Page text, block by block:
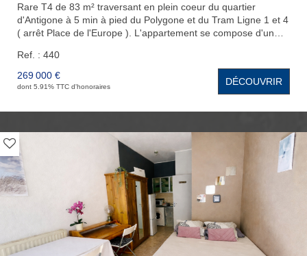
Rare T4 de 83 m² traversant en plein coeur du quartier
d'Antigone à 5 min à pied du Polygone et du Tram Ligne 1 et 4
( arrêt Place de l'Europe ). L'appartement se compose d'un
indépendante équipée, de trois belles chambres avec
placards, d'une salle de bain et d'un WC. Vous bénéficierez
également d'une place de parking et d'une cave au sous sol.
Ref. : 440
269 000 €
dont 5.91% TTC d'honoraires DÉCOUVRIR